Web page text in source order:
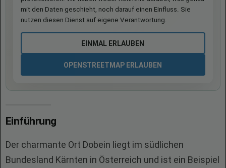
mit den Daten geschieht, noch darauf einen Einfluss. Sie
nutzen diesen Dienst auf eigene Verantwortung.
EINMAL ERLAUBEN
OPENSTREETMAP ERLAUBEN
Einführung
Der charmante Ort Dobein liegt im südlichen
Bundesland Kärnten in Österreich und ist ein Beispiel